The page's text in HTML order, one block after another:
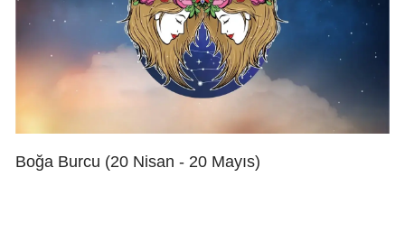
Boğa Burcu (20 Nisan - 20 Mayıs)